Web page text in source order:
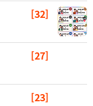
[32]
[27]
[23]